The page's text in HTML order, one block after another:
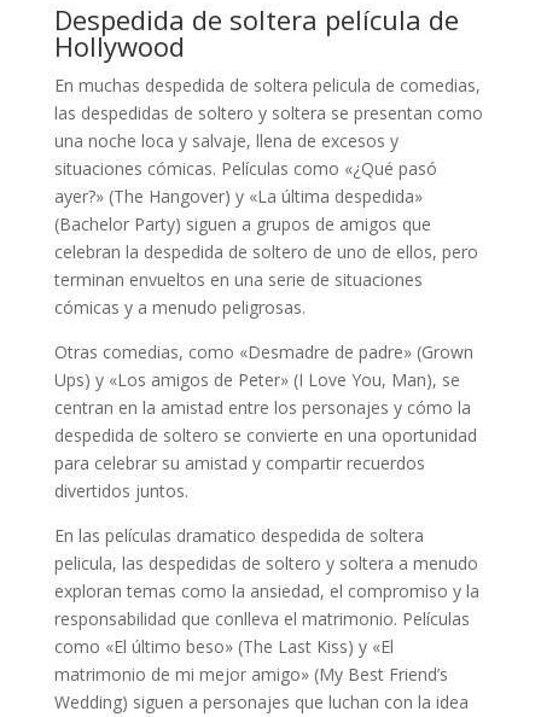
Despedida de soltera película de
Hollywood
En muchas despedida de soltera pelicula de comedias,
las despedidas de soltero y soltera se presentan como
una noche loca y salvaje, llena de excesos y
situaciones cómicas. Películas como «¿Qué pasó
ayer?» (The Hangover) y «La última despedida»
(Bachelor Party) siguen a grupos de amigos que
celebran la despedida de soltero de uno de ellos, pero
terminan envueltos en una serie de situaciones
cómicas y a menudo peligrosas.
Otras comedias, como «Desmadre de padre» (Grown
Ups) y «Los amigos de Peter» (I Love You, Man), se
centran en la amistad entre los personajes y cómo la
despedida de soltero se convierte en una oportunidad
para celebrar su amistad y compartir recuerdos
divertidos juntos.
En las películas dramatico despedida de soltera
pelicula, las despedidas de soltero y soltera a menudo
exploran temas como la ansiedad, el compromiso y la
responsabilidad que conlleva el matrimonio. Películas
como «El último beso» (The Last Kiss) y «El
matrimonio de mi mejor amigo» (My Best Friend’s
Wedding) siguen a personajes que luchan con la idea